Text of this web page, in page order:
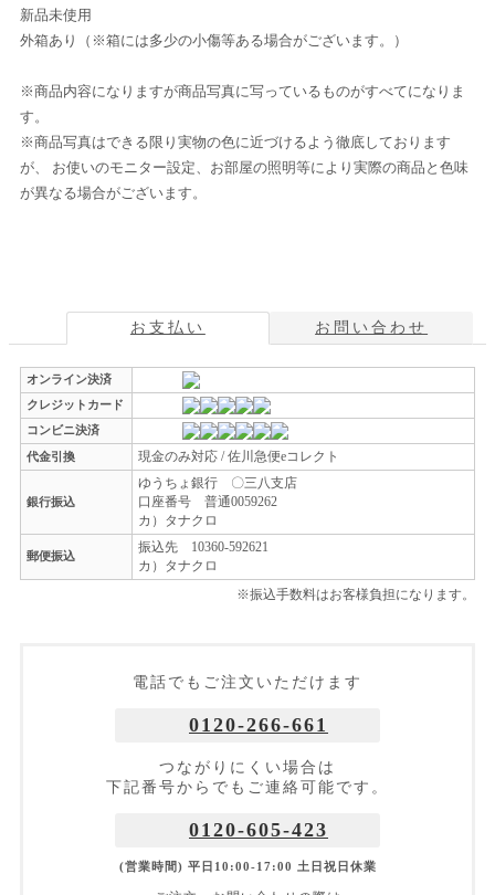
新品未使用
外箱あり（※箱には多少の小傷等ある場合がございます。）
※商品内容になりますが商品写真に写っているものがすべてになりま
す。
※商品写真はできる限り実物の色に近づけるよう徹底しております
が、 お使いのモニター設定、お部屋の照明等により実際の商品と色味
が異なる場合がございます。
お支払い お問い合わせ
オンライン決済
クレジットカード
コンビニ決済
代金引換
現金のみ対応 / 佐川急便eコレクト
銀行振込
ゆうちょ銀行 〇三八支店
口座番号 普通0059262
カ）タナクロ
郵便振込
振込先 10360-592621
カ）タナクロ
※振込手数料はお客様負担になります。
電話でもご注文いただけます
0120-266-661
つながりにくい場合は
下記番号からでもご連絡可能です。
0120-605-423
(営業時間) 平日10:00-17:00 土日祝日休業